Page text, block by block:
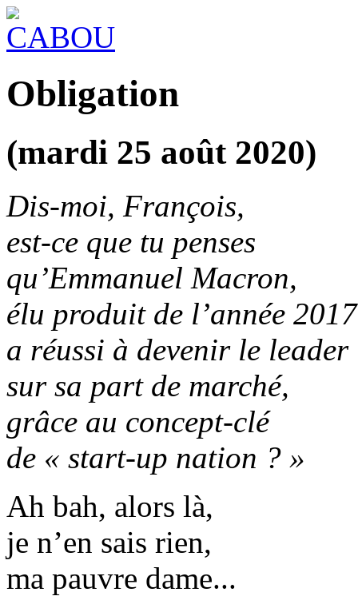
Obligation
(mardi 25 août 2020)
Dis-moi, François,
est-ce que tu penses
qu’Emmanuel Macron,
élu produit de l’année
a réussi à devenir le leader
sur sa part de marché,
grâce au concept-clé
de « start-up nation ? »
Ah bah, alors là,
je n’en sais rien,
ma pauvre dame...